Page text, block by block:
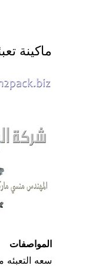
ماكينة تعبئة
المواصفات
سعه التعبئه من 50 جرام حتي